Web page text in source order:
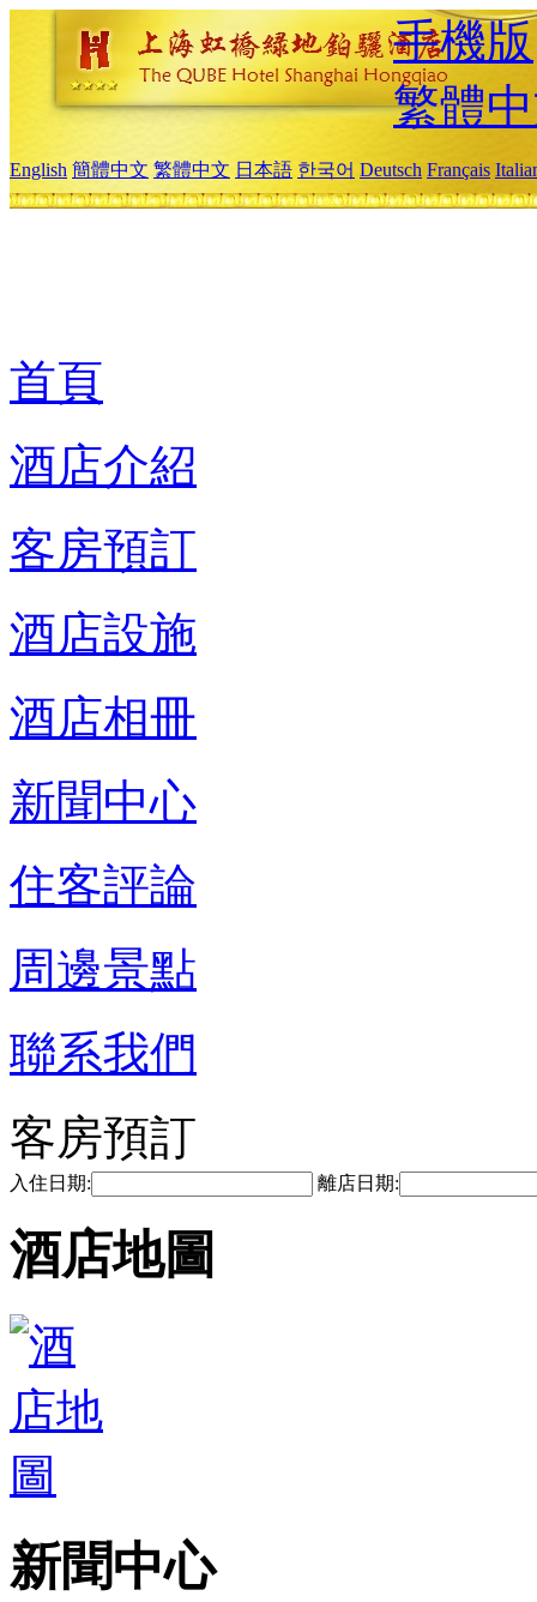
手機版
繁體
English 簡體中文 繁體中文 日本語 한국어 Deutsch Français
首頁
酒店介紹
客房預訂
酒店設施
酒店相冊
新聞中心
住客評論
周邊景點
聯系我們
客房預訂
入住日期: 離店日期:
酒店地圖
新聞中心